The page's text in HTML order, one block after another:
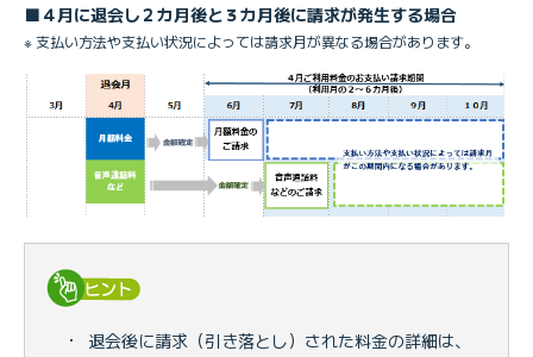
■４月に退会し２カ月後と３カ月後に請求が発生する場合
※ 支払い方法や支払い状況によっては請求月が異なる場合があります。
・
退会後に請求（引き落とし）された料金の詳細は、